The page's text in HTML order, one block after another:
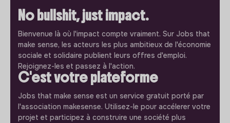
No bullshit, just impact.
Bienvenue là où l'impact compte vraiment. Sur Jobs that
make sense, les acteurs les plus ambitieux de l'économie
sociale et solidaire publient leurs offres d'emploi.
Rejoignez-les et passez à l'action.
C'est votre plateforme
Jobs that make sense est un service gratuit porté par
l'association makesense. Utilisez-le pour accélerer votre
projet et participez à construire une société plus